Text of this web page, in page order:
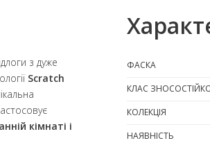
з дуже
Scratch
кімнаті і
ФАСКА
КЛАС
КОЛЕКЦІЯ
НАЯВНІСТЬ